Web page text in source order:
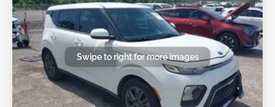
Swipe to right for more images